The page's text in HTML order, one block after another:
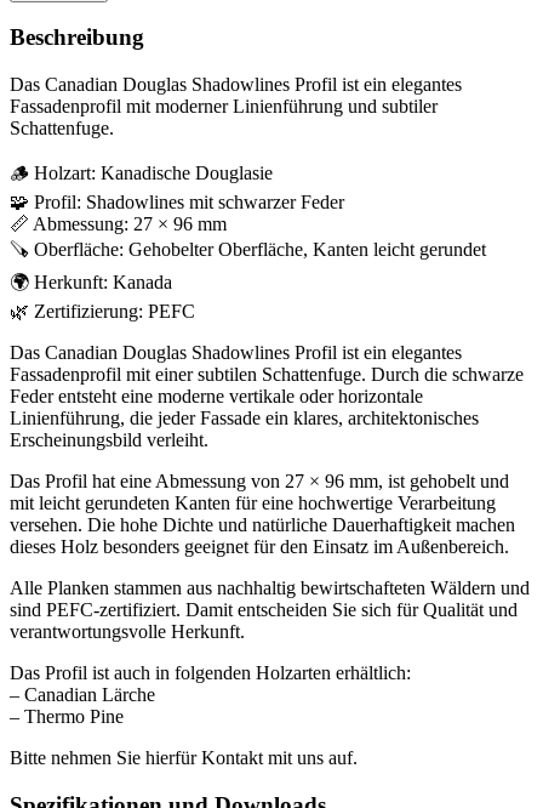
Beschreibung
Das Canadian Douglas Shadowlines Profil ist ein elegantes
Fassadenprofil mit moderner Linienführung und subtiler
Schattenfuge.
🪵 Holzart: Kanadische Douglasie
🧩 Profil: Shadowlines mit schwarzer Feder
📏 Abmessung: 27 × 96 mm
🪚 Oberfläche: Gehobelter Oberfläche, Kanten leicht gerundet
🌍 Herkunft: Kanada
🌿 Zertifizierung: PEFC
Das Canadian Douglas Shadowlines Profil ist ein elegantes
Fassadenprofil mit einer subtilen Schattenfuge. Durch die schwarze
Feder entsteht eine moderne vertikale oder horizontale
Linienführung, die jeder Fassade ein klares, architektonisches
Erscheinungsbild verleiht.
Das Profil hat eine Abmessung von 27 × 96 mm, ist gehobelt und
mit leicht gerundeten Kanten für eine hochwertige Verarbeitung
versehen. Die hohe Dichte und natürliche Dauerhaftigkeit machen
dieses Holz besonders geeignet für den Einsatz im Außenbereich.
Alle Planken stammen aus nachhaltig bewirtschafteten Wäldern und
sind PEFC-zertifiziert. Damit entscheiden Sie sich für Qualität und
verantwortungsvolle Herkunft.
Das Profil ist auch in folgenden Holzarten erhältlich:
– Canadian Lärche
– Thermo Pine
Bitte nehmen Sie hierfür Kontakt mit uns auf.